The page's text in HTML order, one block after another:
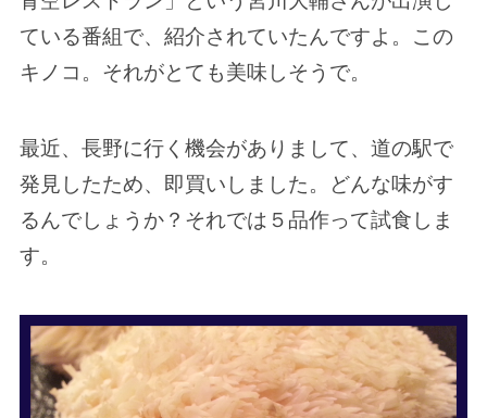
ている番組で、紹介されていたんですよ。この
キノコ。それがとても美味しそうで。
最近、長野に行く機会がありまして、道の駅で
発見したため、即買いしました。どんな味がす
るんでしょうか？それでは５品作って試食しま
す。